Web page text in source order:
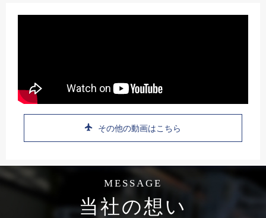
その他の動画はこちら
MESSAGE
当社の想い